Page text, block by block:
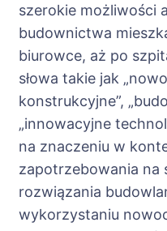
szerokie możliwości
budownictwa
biurowce, aż po
słowa takie jak
konstrukcyjne”,
„innowacyjne
na znaczeniu w
zapotrzebowania na
rozwiązania
wykorzystaniu